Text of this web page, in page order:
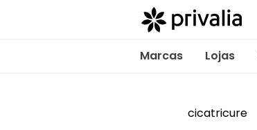
Marcas Lojas
cicatricure